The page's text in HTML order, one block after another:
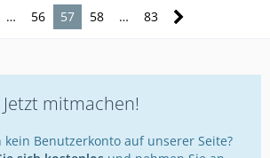
… 56 57 58 … 83
Jetzt mitmachen!
kein Benutzerkonto auf unserer Seite?